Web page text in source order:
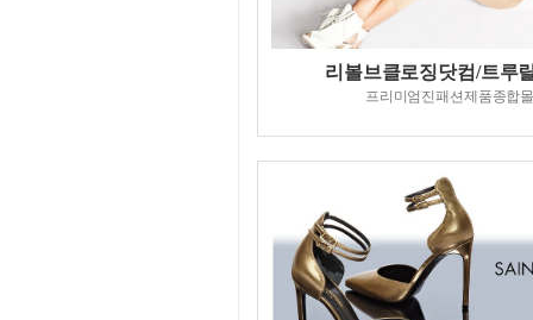
리볼브클로징닷컴/트루
프리미엄진패션제품종합